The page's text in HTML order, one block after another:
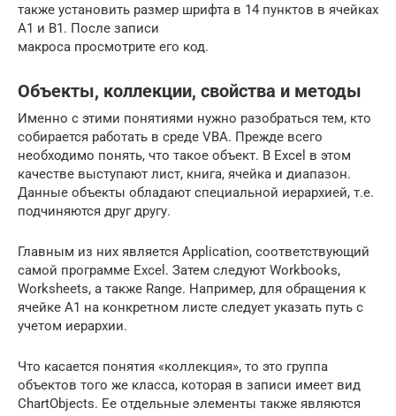
также установить размер шрифта в 14 пунктов в ячейках
A1 и В1. После записи
макроса просмотрите его код.
Объекты, коллекции, свойства и методы
Именно с этими понятиями нужно разобраться тем, кто
собирается работать в среде VBA. Прежде всего
необходимо понять, что такое объект. В Excel в этом
качестве выступают лист, книга, ячейка и диапазон.
Данные объекты обладают специальной иерархией, т.е.
подчиняются друг другу.
Главным из них является Application, соответствующий
самой программе Excel. Затем следуют Workbooks,
Worksheets, а также Range. Например, для обращения к
ячейке A1 на конкретном листе следует указать путь с
учетом иерархии.
Что касается понятия «коллекция», то это группа
объектов того же класса, которая в записи имеет вид
ChartObjects. Ее отдельные элементы также являются